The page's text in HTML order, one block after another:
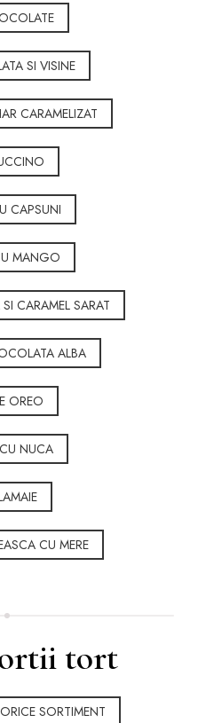
SI VISINE
CARAMELIZAT
CAPSUNI
MANGO
CARAMEL SARAT
ALBA
OREO
NUCA
CU MERE
tort
SORTIMENT